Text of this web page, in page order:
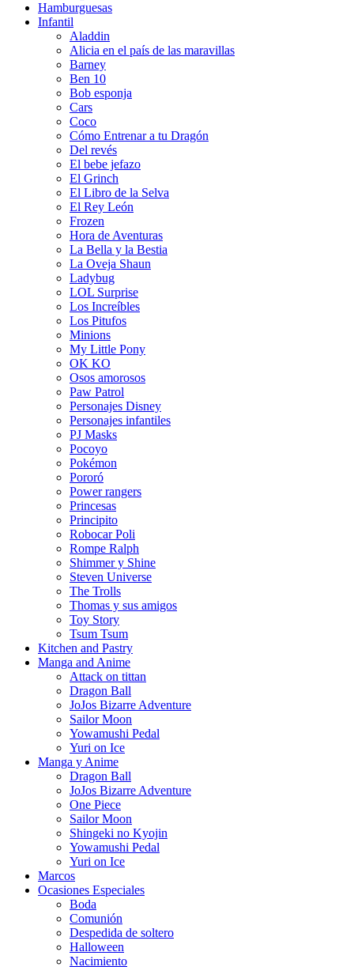
Hamburguesas
Infantil
Aladdin
Alicia en el país de las maravillas
Barney
Ben 10
Bob esponja
Cars
Coco
Cómo Entrenar a tu Dragón
Del revés
El bebe jefazo
El Grinch
El Libro de la Selva
El Rey León
Frozen
Hora de Aventuras
La Bella y la Bestia
La Oveja Shaun
Ladybug
LOL Surprise
Los Increíbles
Los Pitufos
Minions
My Little Pony
OK KO
Osos amorosos
Paw Patrol
Personajes Disney
Personajes infantiles
PJ Masks
Pocoyo
Pokémon
Pororó
Power rangers
Princesas
Principito
Robocar Poli
Rompe Ralph
Shimmer y Shine
Steven Universe
The Trolls
Thomas y sus amigos
Toy Story
Tsum Tsum
Kitchen and Pastry
Manga and Anime
Attack on tittan
Dragon Ball
JoJos Bizarre Adventure
Sailor Moon
Yowamushi Pedal
Yuri on Ice
Manga y Anime
Dragon Ball
JoJos Bizarre Adventure
One Piece
Sailor Moon
Shingeki no Kyojin
Yowamushi Pedal
Yuri on Ice
Marcos
Ocasiones Especiales
Boda
Comunión
Despedida de soltero
Halloween
Nacimiento